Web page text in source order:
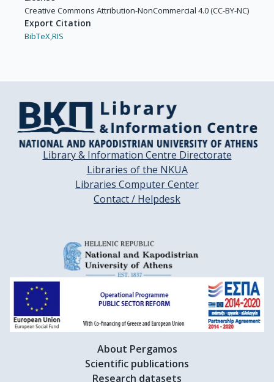
Creative Commons Attribution-NonCommercial 4.0 (CC-BY-NC)
Export Citation
BibTeX,RIS
Library & Information Centre Directorate
Libraries of the NKUA
Libraries Computer Center
Contact / Helpdesk
About Pergamos
Scientific publications
Research datasets